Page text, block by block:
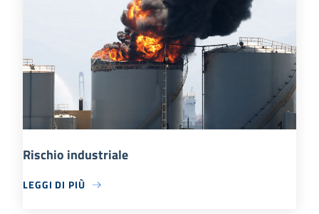
Rischio industriale
LEGGI DI PIÙ